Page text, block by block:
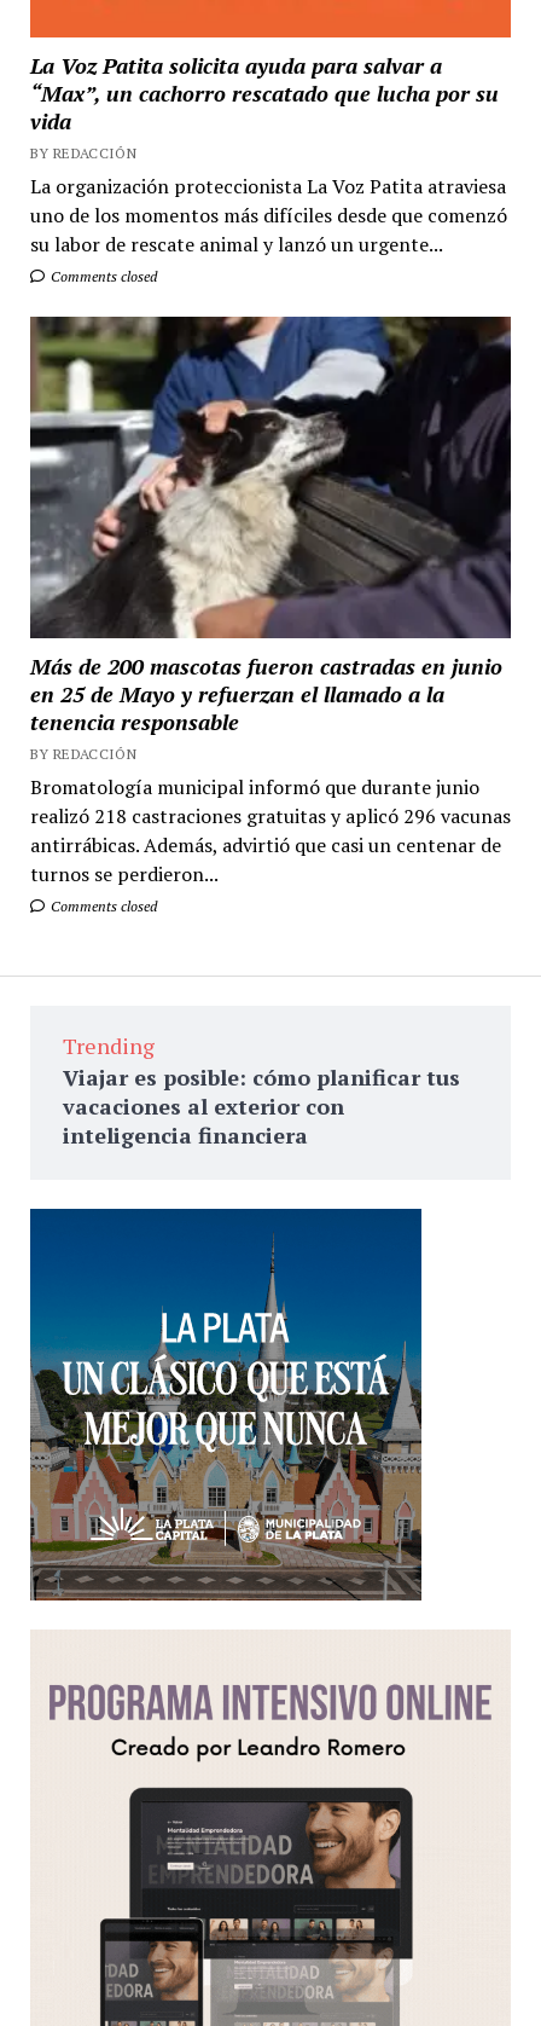
La Voz Patita solicita ayuda para salvar a
“Max”, un cachorro rescatado que lucha por su
vida
BY REDACCIÓN
La organización proteccionista La Voz Patita atraviesa
uno de los momentos más difíciles desde que comenzó
su labor de rescate animal y lanzó un urgente...
Comments closed
Más de 200 mascotas fueron castradas en junio
en 25 de Mayo y refuerzan el llamado a la
tenencia responsable
BY REDACCIÓN
Bromatología municipal informó que durante junio
realizó 218 castraciones gratuitas y aplicó 296 vacunas
antirrábicas. Además, advirtió que casi un centenar de
turnos se perdieron...
Comments closed
Trending
Viajar es posible: cómo planificar tus
vacaciones al exterior con
inteligencia financiera